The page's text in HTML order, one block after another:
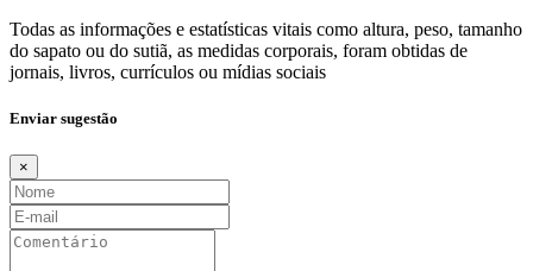
Todas as informações e estatísticas vitais como altura, peso, tamanho
do sapato ou do sutiã, as medidas corporais, foram obtidas de
jornais, livros, currículos ou mídias sociais
Enviar sugestão
×